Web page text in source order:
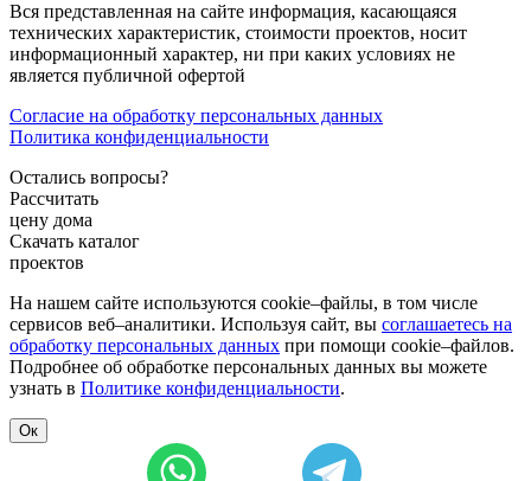
Вся представленная на сайте информация, касающаяся
технических характеристик, стоимости проектов, носит
информационный характер, ни при каких условиях не
является публичной офертой
Согласие на обработку персональных данных
Политика конфиденциальности
Остались вопросы?
Рассчитать
цену дома
Скачать каталог
проектов
На нашем сайте используются cookie–файлы, в том числе
сервисов веб–аналитики. Используя сайт, вы соглашаетесь на
обработку персональных данных при помощи cookie–файлов.
Подробнее об обработке персональных данных вы можете
узнать в Политике конфиденциальности.
Ок